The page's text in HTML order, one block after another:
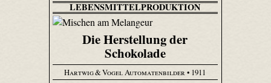
LEBENSMITTELPRODUKTION
Die Herstellung der
Schokolade
Hartwig & Vogel Automatenbilder• 1911